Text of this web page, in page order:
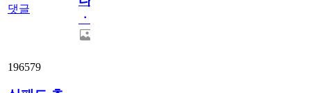
댓글
ㆍ
196579